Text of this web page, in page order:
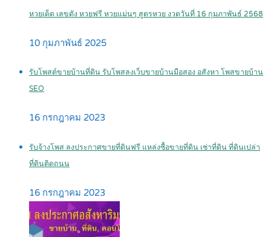
หวยเด็ด เลขดัง หวยฟรี หวยแม่นๆ สูตรหวย งวดวันที่ 16 กุมภาพันธ์ 2568
10 กุมภาพันธ์ 2025
รับโพสต์ขายบ้านที่ดิน รับโพสลงเว็บขายบ้านมือสอง อสังหา โพสขายบ้าน
SEO
16 กรกฎาคม 2023
รับจ้างโพส ลงประกาศขายที่ดินฟรี แหล่งซื้อขายที่ดิน เช่าที่ดิน ที่ดินเปล่า
ที่ดินติดถนน
16 กรกฎาคม 2023